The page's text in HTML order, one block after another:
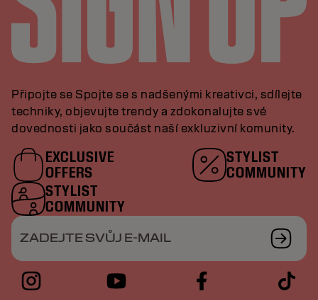
Připojte se Spojte se s nadšenými kreativci, sdílejte
techniky, objevujte trendy a zdokonalujte své
dovednosti jako součást naší exkluzivní komunity.
EXCLUSIVE
OFFERS
STYLIST
COMMUNITY
STYLIST
COMMUNITY
ZADEJTE SVŮJ E-MAIL